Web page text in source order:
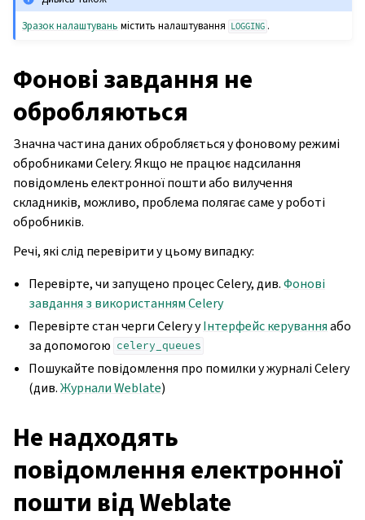
Зразок налаштувань містить налаштування LOGGING .
Фонові завдання не
обробляються
Значна частина даних обробляється у фоновому режимі
обробниками Celery. Якщо не працює надсилання
повідомлень електронної пошти або вилучення
складників, можливо, проблема полягає саме у роботі
обробників.
Речі, які слід перевірити у цьому випадку:
Перевірте, чи запущено процес Celery, див.Фонові
завдання з використанням Celery
Перевірте стан черги Celery уІнтерфейс керуванняабо
за допомогою celery_queues
Пошукайте повідомлення про помилки у журналі Celery
(див.Журнали Weblate)
Не надходять
повідомлення електронної
пошти від Weblate